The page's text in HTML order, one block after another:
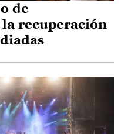
de
recuperación